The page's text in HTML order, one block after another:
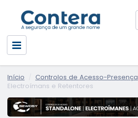
Início Controlos de Acesso-Presença
Electroímans e Retentores